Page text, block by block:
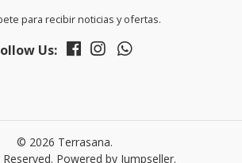
para recibir noticias y ofertas.
Us:
© 2026 Terrasana.
Powered by Jumpseller.